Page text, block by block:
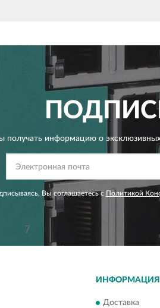
получать информацию о
Вы соглашаетесь с Политикой
ИНФОРМАЦИЯ
Доставка